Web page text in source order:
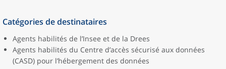
Catégories de destinataires
Agents habilités de l’Insee et de la Drees
Agents habilités du Centre d’accès sécurisé aux données
(CASD) pour l’hébergement des données